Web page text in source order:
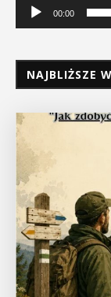
00:00
NAJBLIŻSZE